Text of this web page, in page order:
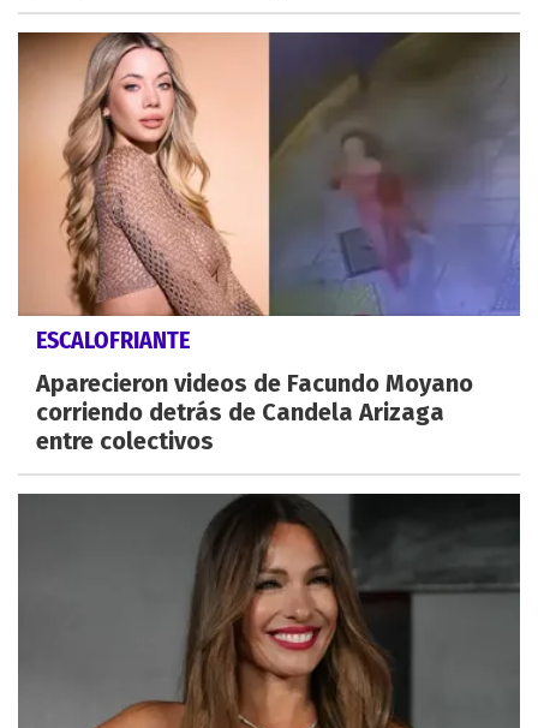
ESCALOFRIANTE
Aparecieron videos de Facundo Moyano
corriendo detrás de Candela Arizaga
entre colectivos